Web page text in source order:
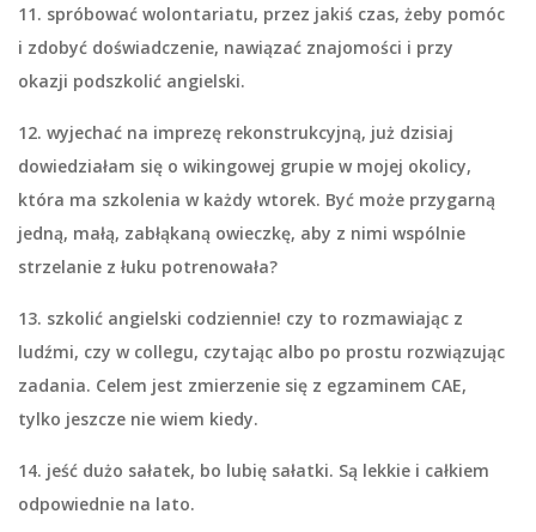
11. spróbować wolontariatu, przez jakiś czas, żeby pomóc
i zdobyć doświadczenie, nawiązać znajomości i przy
okazji podszkolić angielski.
12. wyjechać na imprezę rekonstrukcyjną, już dzisiaj
dowiedziałam się o wikingowej grupie w mojej okolicy,
która ma szkolenia w każdy wtorek. Być może przygarną
jedną, małą, zabłąkaną owieczkę, aby z nimi wspólnie
strzelanie z łuku potrenowała?
13. szkolić angielski codziennie! czy to rozmawiając z
ludźmi, czy w collegu, czytając albo po prostu rozwiązując
zadania. Celem jest zmierzenie się z egzaminem CAE,
tylko jeszcze nie wiem kiedy.
14. jeść dużo sałatek, bo lubię sałatki. Są lekkie i całkiem
odpowiednie na lato.